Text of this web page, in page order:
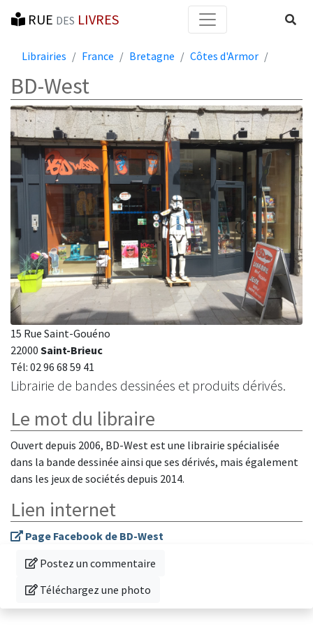
RUE DES LIVRES
Librairies France Bretagne Côtes d'Armor
BD-West
15 Rue Saint-Gouéno
22000 Saint-Brieuc
Tél: 02 96 68 59 41
Librairie de bandes dessinées et produits dérivés.
Le mot du libraire
Ouvert depuis 2006, BD-West est une librairie spécialisée
dans la bande dessinée ainsi que ses dérivés, mais également
dans les jeux de sociétés depuis 2014.
Lien internet
Page Facebook de BD-West
Donnez votre avis sur cette librairie
Postez un commentaire
Téléchargez une photo de cette librairie
Téléchargez une photo